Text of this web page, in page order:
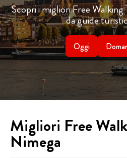
Scopri i migliori Free
da guide
Oggi
Migliori Free
Nimega